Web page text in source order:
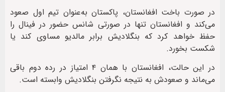
در صورت باخت افغانستان، پاکستان به‌عنوان تیم اول صعود
می‌کند و افغانستان تنها در صورتی شانس حضور در فینال را
حفظ خواهد کرد که بنگلادیش برابر مالدیو مساوی کند یا
شکست بخورد.
در این حالت، افغانستان با همان ۴ امتیاز در رده دوم باقی
می‌ماند و صعودش به نتیجه نگرفتن بنگلادیش وابسته است.